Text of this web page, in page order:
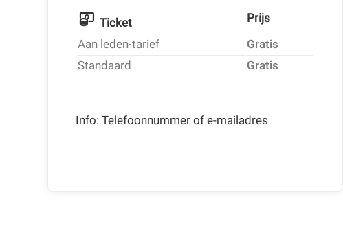
Ticket
Prijs
Aan leden-tarief
Gratis
Standaard
Gratis
Info: Telefoonnummer of e-mailadres